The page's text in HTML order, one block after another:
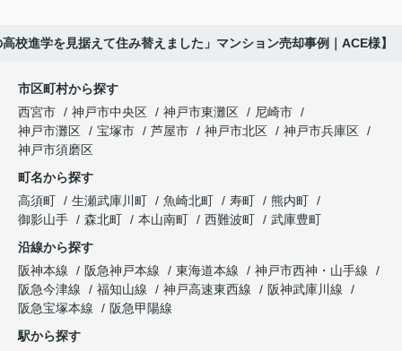
趣味を楽しむ時間が増えました。
これからの暮らしを前向きに考えられるようにな
り、住み替えを決断して本当に良かったと思ってい
ます。
「立地も良く、長期保有したい物件です。」
と話され、このビルを大切に運営してくださること
になりました。
長年守ってきた資産を安心して引き継ぐことがで
き、家族全員が納得できる売却となりました。
「レ・ジェイド西宮北口」の査定だけでなく、新居
購入とのタイミングや資金計画についても丁寧に説
明してくださいました。
販売活動では、西宮北口駅へのアクセス、阪急西宮
ガーデンズ、教育施設、商業施設など、このエリア
した。
購入されたご家族は、
校進学を見据えて住み替えました」マンション売却事例｜ACE様】
市区町村から探す
西宮市
神戸市中央区 神戸市東灘区
尼崎市
神戸市灘区
宝塚市 芦屋市 神戸市北区
神戸市兵庫区
神戸市須磨区
町名から探す
高須町
生瀬武庫川町 魚崎北町 寿町
熊内町
御影山手
森北町 本山南町 西難波町
武庫豊町
沿線から探す
阪神本線
阪急神戸本線 東海道本線
神戸市西神・山手線
阪急今津線
福知山線 神戸高速東西線
阪神武庫川線
阪急宝塚本線
阪急甲陽線
駅から探す